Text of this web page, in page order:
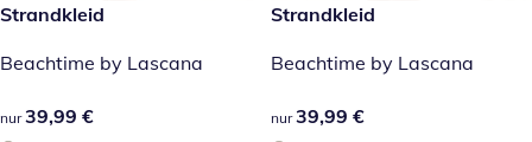
39,99 €
Strandkleid
Beachtime by Lascana
39,99 €
nur 39,99 €
39,99 €
Strandkleid
Beachtime by Lascana
39,99 €
nur 39,99 €